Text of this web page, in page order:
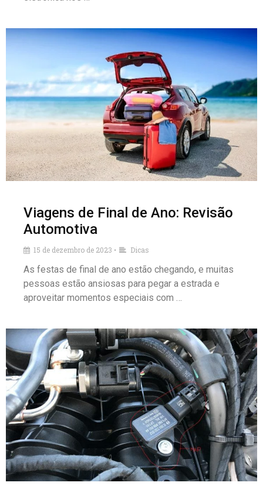
Viagens de Final de Ano: Revisão
Automotiva
15 de dezembro de 2023 • Dicas
As festas de final de ano estão chegando, e muitas
pessoas estão ansiosas para pegar a estrada e
aproveitar momentos especiais com …